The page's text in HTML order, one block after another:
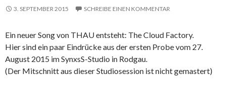
3. SEPTEMBER 2015 SCHREIBE EINEN KOMMENTAR
Ein neuer Song von THAU entsteht: The Cloud Factory.
Hier sind ein paar Eindrücke aus der ersten Probe vom 27.
August 2015 im SynxsS-Studio in Rodgau.
(Der Mitschnitt aus dieser Studiosession ist nicht gemastert)